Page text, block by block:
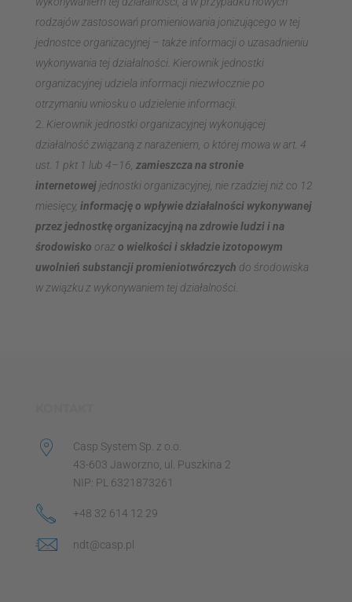
rodzajów zastosowań promieniowania jonizującego w tej
jednostce organizacyjnej – także informacji o uzasadnieniu
wykonywania tej działalności. Kierownik jednostki
organizacyjnej udziela informacji niezwłocznie po
otrzymaniu wniosku o udzielenie informacji.
Kierownik jednostki organizacyjnej wykonującej
działalność związaną z narażeniem, o której mowa w art. 4
ust. 1 pkt 1 lub 4–16, zamieszcza na stronie
internetowejjednostki organizacyjnej, nie rzadziej niż co 12
miesięcy, informację o wpływie działalności wykonywanej
przez jednostkę organizacyjną na zdrowie ludzi i na
środowisko oraz o wielkości i składzie izotopowym
uwolnień substancji promieniotwórczych do środowiska
w związku z wykonywaniem tej działalności.
Casp System Sp. z o.o.
43-603 Jaworzno, ul. Puszkina 2
NIP: PL 6321873261
+48 32 614 12 29
ndt@casp.pl